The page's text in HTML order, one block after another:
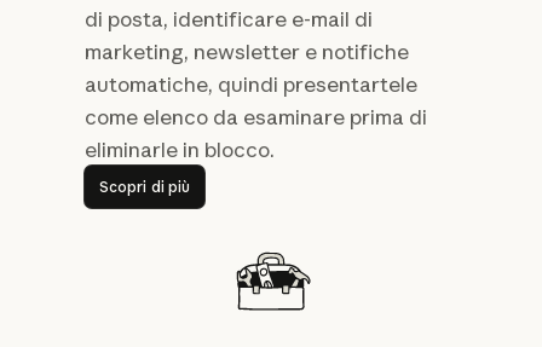
di posta, identificare e-mail di
marketing, newsletter e notifiche
automatiche, quindi presentartele
come elenco da esaminare prima di
eliminarle in blocco.
Scopri di più
Scopri di più